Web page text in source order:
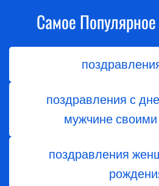
Самое
поздравления с
мужчине
поздравления